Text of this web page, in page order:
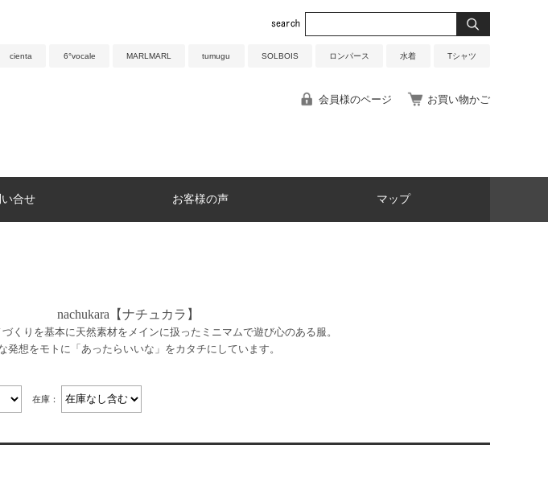
cienta 6°vocale MARLMARL tumugu SOLBOIS ロンパース 水着 Tシャツ
会員様のページ お買い物かご
合せ お客様の声 マップ
nachukara【ナチュカラ】
くりを基本に天然素材をメインに扱ったミニマムで遊び心のある服。
発想をモトに「あったらいいな」をカタチにしています。
在庫：